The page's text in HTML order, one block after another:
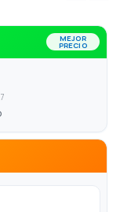
MEJOR
PRECIO